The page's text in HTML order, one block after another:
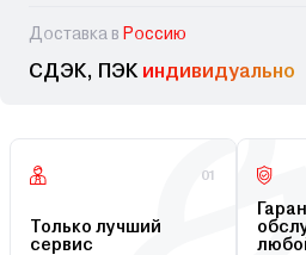
Доставка в Россию
СДЭК, ПЭК индивидуально
01
Только лучший
сервис